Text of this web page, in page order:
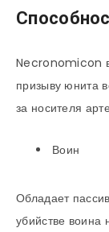
Necronomicon
призыву юнита
за носителя
Воин
Обладает
убийстве воина